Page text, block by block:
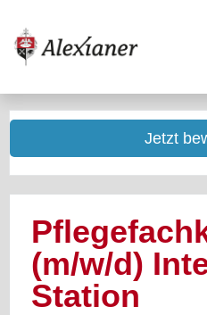
Stellenangebote
Jetzt
(m/w/d)
Station